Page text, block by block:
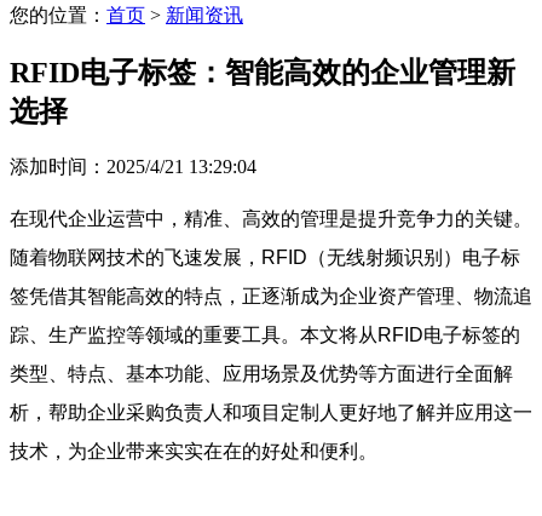
您的位置： 首页 > 新闻资讯
RFID电子标签：智能高效的企业管理新
选择
添加时间：2025/4/21 13:29:04
在现代企业运营中，精准、高效的管理是提升竞争力的关键。
随着物联网技术的飞速发展，RFID（无线射频识别）电子标
签凭借其智能高效的特点，正逐渐成为企业资产管理、物流追
踪、生产监控等领域的重要工具。本文将从RFID电子标签的
类型、特点、基本功能、应用场景及优势等方面进行全面解
析，帮助企业采购负责人和项目定制人更好地了解并应用这一
技术，为企业带来实实在在的好处和便利。